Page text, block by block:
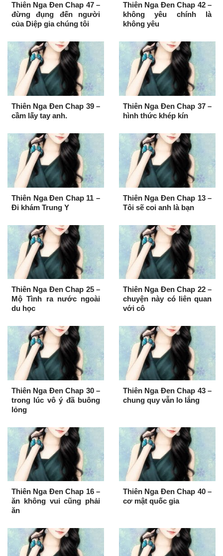
Thiên Nga Đen Chap 47 –
đừng đụng đến người
của Diệp gia chúng tôi
Thiên Nga Đen Chap 42 –
không yêu chính là
không yêu
Thiên Nga Đen Chap 39 –
cầm lấy tay anh.
Thiên Nga Đen Chap 37 –
hình thức khép kín
Thiên Nga Đen Chap 11 –
Đi khám Trung Y
Thiên Nga Đen Chap 13 –
Tôi sẽ coi anh là bạn
Thiên Nga Đen Chap 25 –
Mộ Tình ra nước ngoài
du học
Thiên Nga Đen Chap 22 –
chuyện này có liên quan
với cô
Thiên Nga Đen Chap 30 –
trong lúc vô ý đã buông
lỏng
Thiên Nga Đen Chap 43 –
chung quy vẫn lo lắng
Thiên Nga Đen Chap 16 –
ăn không vui cũng phải
ăn
Thiên Nga Đen Chap 40 –
cơ mật quốc gia